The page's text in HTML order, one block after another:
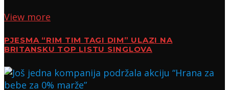
View more
PJESMA “RIM TIM TAGI DIM” ULAZI NA
BRITANSKU TOP LISTU SINGLOVA